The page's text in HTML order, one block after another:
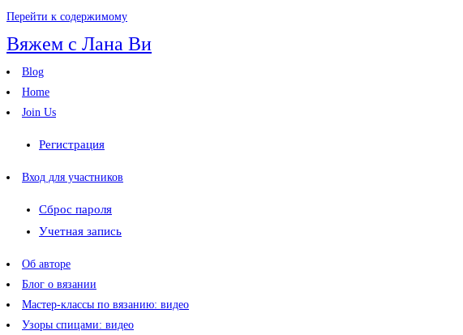
Перейти к содержимому
Вяжем с Лана Ви
Blog
Home
Join Us
Регистрация
Вход для участников
Сброс пароля
Учетная запись
Об авторе
Блог о вязании
Мастер-классы по вязанию: видео
Узоры спицами: видео